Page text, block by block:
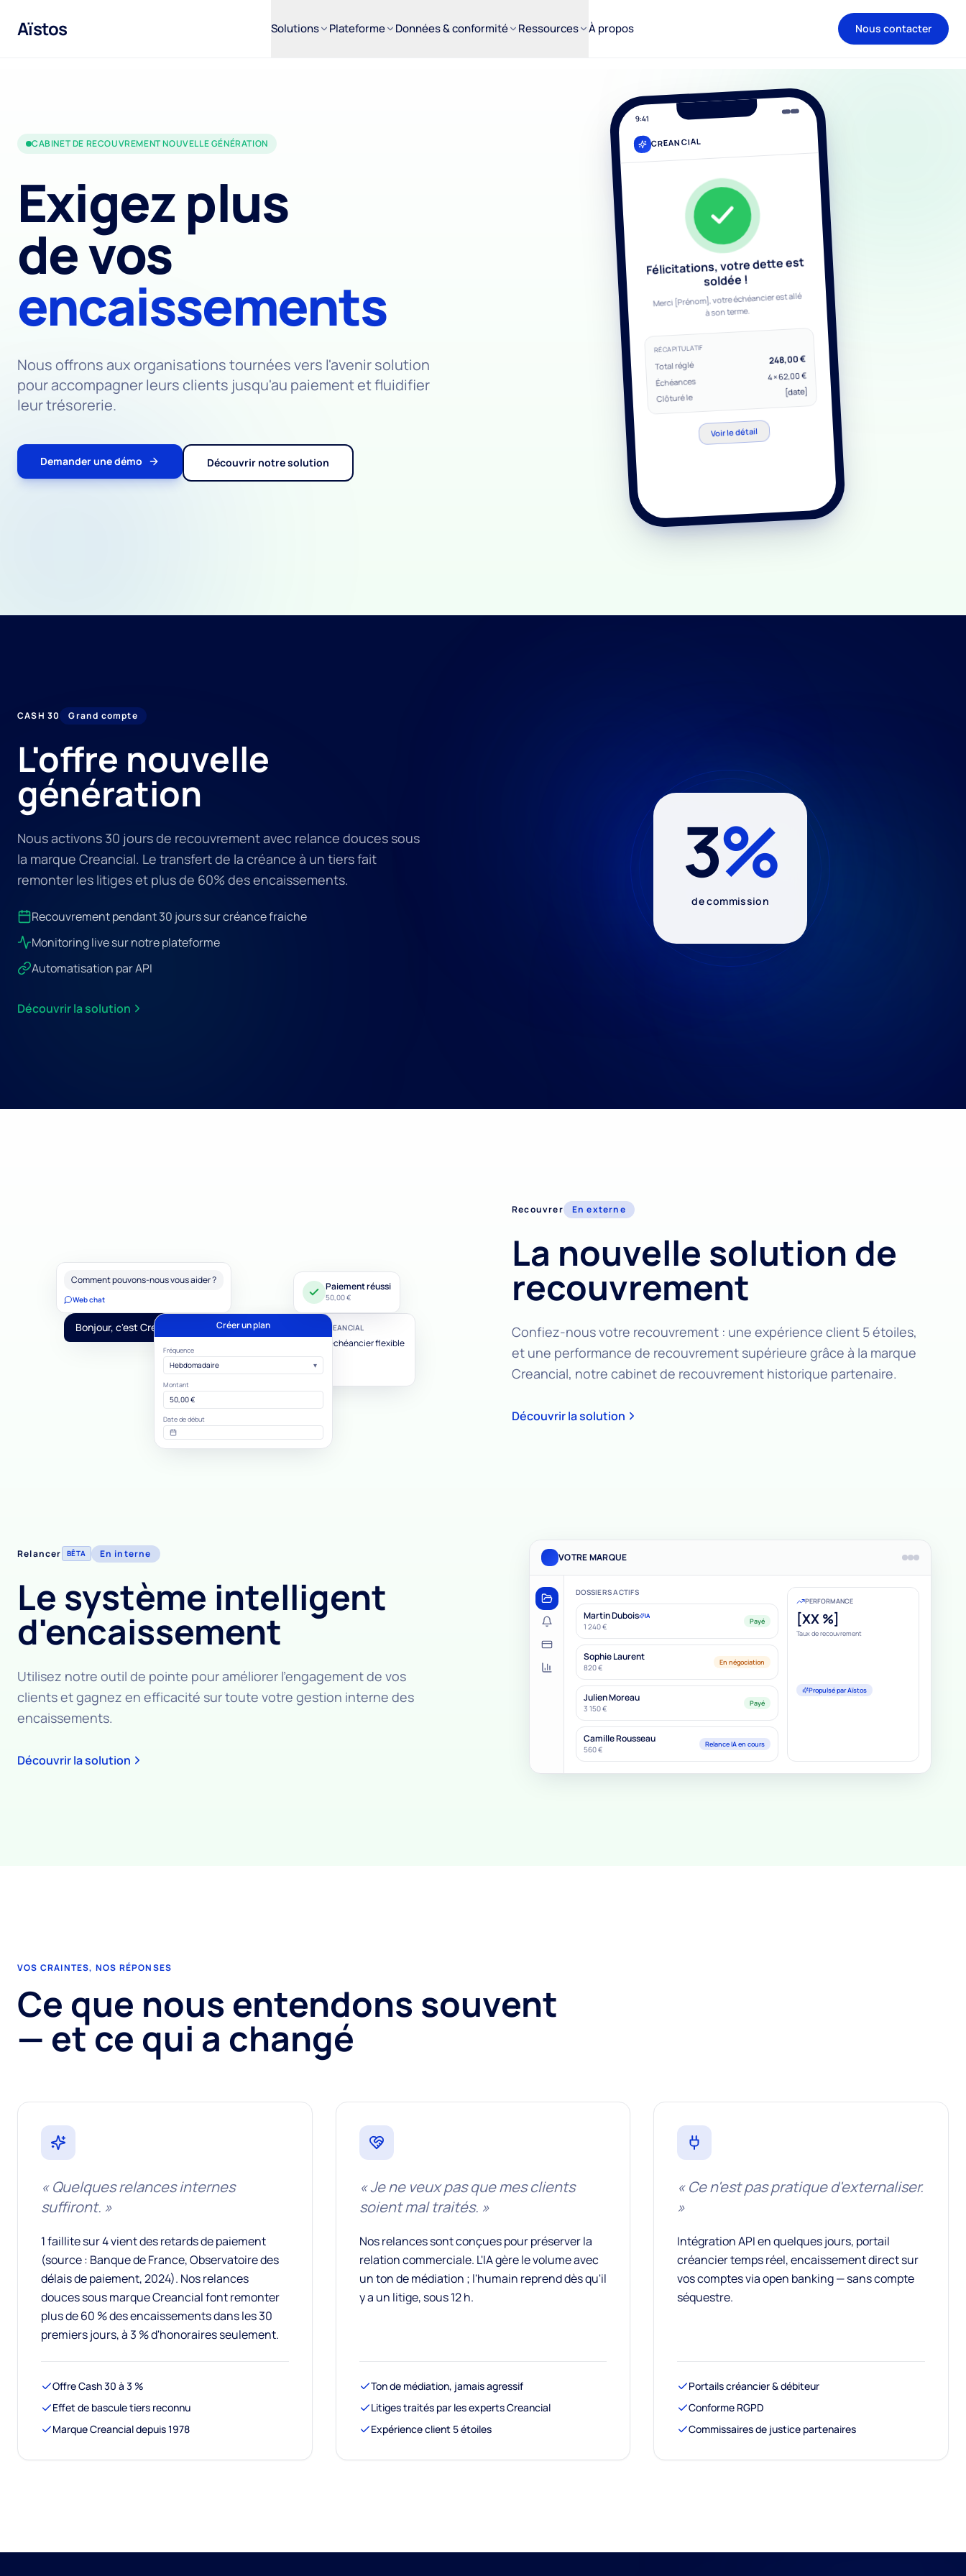
Aïstos Solutions Plateforme Données & conformité Ressources À propos Nous contacter
CABINET DE RECOUVREMENT NOUVELLE GÉNÉRATION
Exigez plus
de vos
encaissements
Nous offrons aux organisations tournées vers l'avenir solution
pour accompagner leurs clients jusqu'au paiement et fluidifier
leur trésorerie.
Demander une démo Découvrir notre solution
9:41
CREANCIAL
VOTRE ÉCHÉANCIER
Plan de paiement
Échéance1
Échéance2
62,00 €
Échéance
62,00 €
Payer
CASH 30 Grand compte
L'offre nouvelle
génération
Nous activons 30 jours de recouvrement avec relance douces sous
la marque Creancial. Le transfert de la créance à un tiers fait
remonter les litiges et plus de 60% des encaissements.
Recouvrement pendant 30 jours sur créance fraiche
Monitoring live sur notre plateforme
Automatisation par API
Découvrir la solution
3%
de commission
Bonjour, c'est Creancial NOUVEL EMAIL DE CREANCIAL
Mettez en place un échéancier flexible
dès aujourd'hui
Créer un plan
Fréquence
Hebdomadaire ▾
Montant
50,00 €
Date de début
Comment pouvons-nous vous aider ?
Web chat
Paiement réussi
50,00 €
Recouvrer En externe
La nouvelle solution de
recouvrement
Confiez-nous votre recouvrement : une expérience client 5 étoiles,
et une performance de recouvrement supérieure grâce à la marque
Creancial, notre cabinet de recouvrement historique partenaire.
Découvrir la solution
VOTRE MARQUE
DOSSIERS ACTIFS
Martin Dubois IA
1 240 €
Relance IA en cours
Sophie Laurent
820 €
En négociation
Julien Moreau
3 150 €
Payé
Camille Rousseau
560 €
Relance IA en cours
PERFORMANCE
[XX %]
Taux de recouvrement
Propulsé par Aïstos
Relancer BÊTA En interne
Le système intelligent
d'encaissement
Utilisez notre outil de pointe pour améliorer l'engagement de vos
clients et gagnez en efficacité sur toute votre gestion interne des
encaissements.
Découvrir la solution
VOS CRAINTES, NOS RÉPONSES
Ce que nous entendons souvent
— et ce qui a changé
«Quelques relances internes
suffiront. »
1 faillite sur 4 vient des retards de paiement
(source : Banque de France, Observatoire des
délais de paiement, 2024). Nos relances
douces sous marque Creancial font remonter
plus de 60 % des encaissements dans les 30
premiers jours, à 3 % d'honoraires seulement.
Offre Cash 30 à 3 %
Effet de bascule tiers reconnu
Marque Creancial depuis 1978
«Je ne veux pas que mes clients
soient mal traités. »
Nos relances sont conçues pour préserver la
relation commerciale. L'IA gère le volume avec
un ton de médiation ; l'humain reprend dès qu'il
y a un litige, sous 12 h.
Ton de médiation, jamais agressif
Litiges traités par les experts Creancial
Expérience client 5 étoiles
«Ce n'est pas pratique d'externaliser.
»
Intégration API en quelques jours, portail
créancier temps réel, encaissement direct sur
vos comptes via open banking — sans compte
séquestre.
Portails créancier & débiteur
Conforme RGPD
Commissaires de justice partenaires